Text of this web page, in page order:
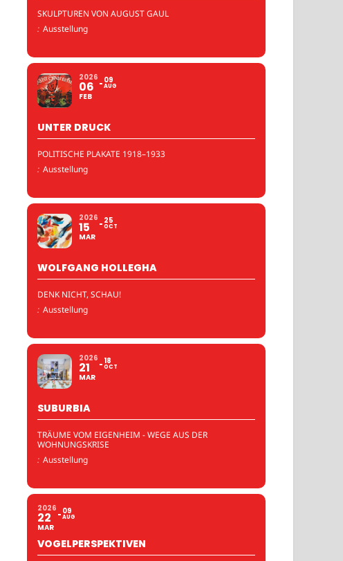
SKULPTUREN VON AUGUST GAUL
: Ausstellung
2026
06
FEB
09
AUG
UNTER DRUCK
POLITISCHE PLAKATE 1918–1933
: Ausstellung
2026
15
MAR
25
OCT
WOLFGANG HOLLEGHA
DENK NICHT, SCHAU!
: Ausstellung
2026
21
MAR
18
OCT
SUBURBIA
TRÄUME VOM EIGENHEIM - WEGE AUS DER
WOHNUNGSKRISE
: Ausstellung
2026
22
MAR
09
AUG
VOGELPERSPEKTIVEN